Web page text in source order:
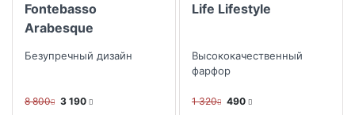
Fontebasso
Arabesque
Безупречный дизайн
8 800 3 190
Life Lifestyle
Высококачественный
фарфор
1 320 490